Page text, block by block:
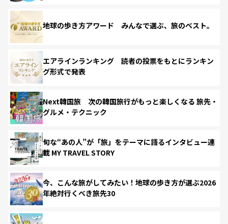
地球の歩き方アワード みんなで選ぶ、旅のベスト。
エアラインランキング 読者の投票をもとにランキン
グ形式で発表
Next韓国旅 次の韓国旅行がもっと楽しくなる 旅先・
グルメ・テクニック
旬な“あの人”が「旅」をテーマに語るインタビュー連
載 MY TRAVEL STORY
今、こんな旅がしてみたい！地球の歩き方が選ぶ2026
年絶対行くべき旅先30